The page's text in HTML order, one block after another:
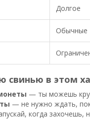
Долгое
Обычные
свинью в этом
— ты можешь
— не нужно ждать,
когда захочешь,